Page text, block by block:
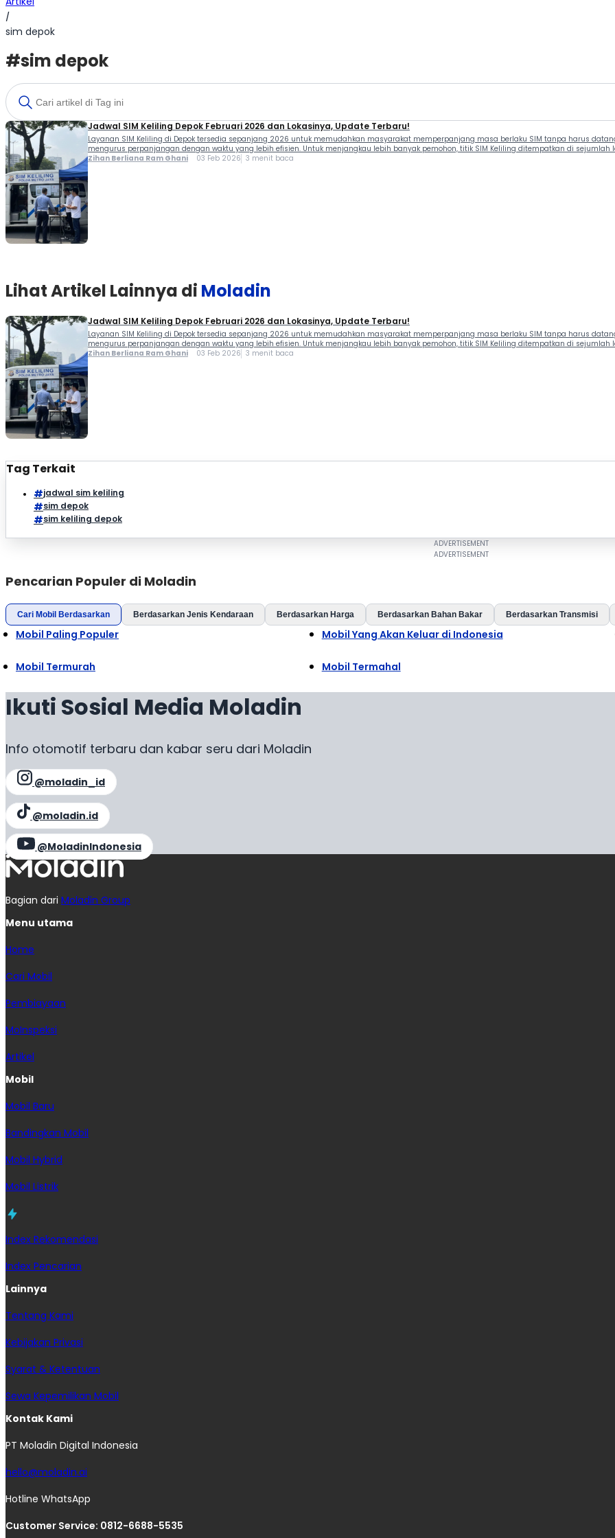
/
sim depok
#sim depok
Jadwal SIM Keliling Depok Februari 2026 dan Lokasinya, Update Terbaru!
Layanan SIM Keliling di Depok tersedia sepanjang 2026 untuk memudahkan masyarakat memperpanjang masa berlaku SIM tanpa harus
mengurus perpanjangan dengan waktu yang lebih efisien. Untuk menjangkau lebih banyak pemohon, titik SIM Keliling ditempatkan di sejumlah
Zihan Berliana Ram Ghani 03 Feb 2026 3 menit baca
Lihat Artikel Lainnya di Moladin
Jadwal SIM Keliling Depok Februari 2026 dan Lokasinya, Update Terbaru!
Layanan SIM Keliling di Depok tersedia sepanjang 2026 untuk memudahkan masyarakat memperpanjang masa berlaku SIM tanpa harus
mengurus perpanjangan dengan waktu yang lebih efisien. Untuk menjangkau lebih banyak pemohon, titik SIM Keliling ditempatkan di sejumlah
Zihan Berliana Ram Ghani 03 Feb 2026 3 menit baca
Tag Terkait
jadwal sim keliling
sim depok
sim keliling depok
Pencarian Populer di Moladin
Cari Mobil Berdasarkan Berdasarkan Jenis Kendaraan Berdasarkan Harga Berdasarkan Bahan Bakar Berdasarkan Transmisi
Mobil Paling Populer Mobil Yang Akan Keluar di Indonesia
Mobil Termurah Mobil Termahal
Ikuti Sosial Media Moladin
Info otomotif terbaru dan kabar seru dari Moladin
@moladin_id
@moladin.id
@MoladinIndonesia
Bagian dari Moladin Group
Menu utama
Home
Cari Mobil
Pembiayaan
MoInspeksi
Artikel
Mobil
Mobil Baru
Bandingkan Mobil
Mobil Hybrid
Mobil Listrik
Index Rekomendasi
Index Pencarian
Lainnya
Tentang Kami
Kebijakan Privasi
Syarat & Ketentuan
Sewa Kepemilikan Mobil
Kontak Kami
PT Moladin Digital Indonesia
hello@moladin.ai
Hotline WhatsApp
Customer Service: 0812-6688-5535